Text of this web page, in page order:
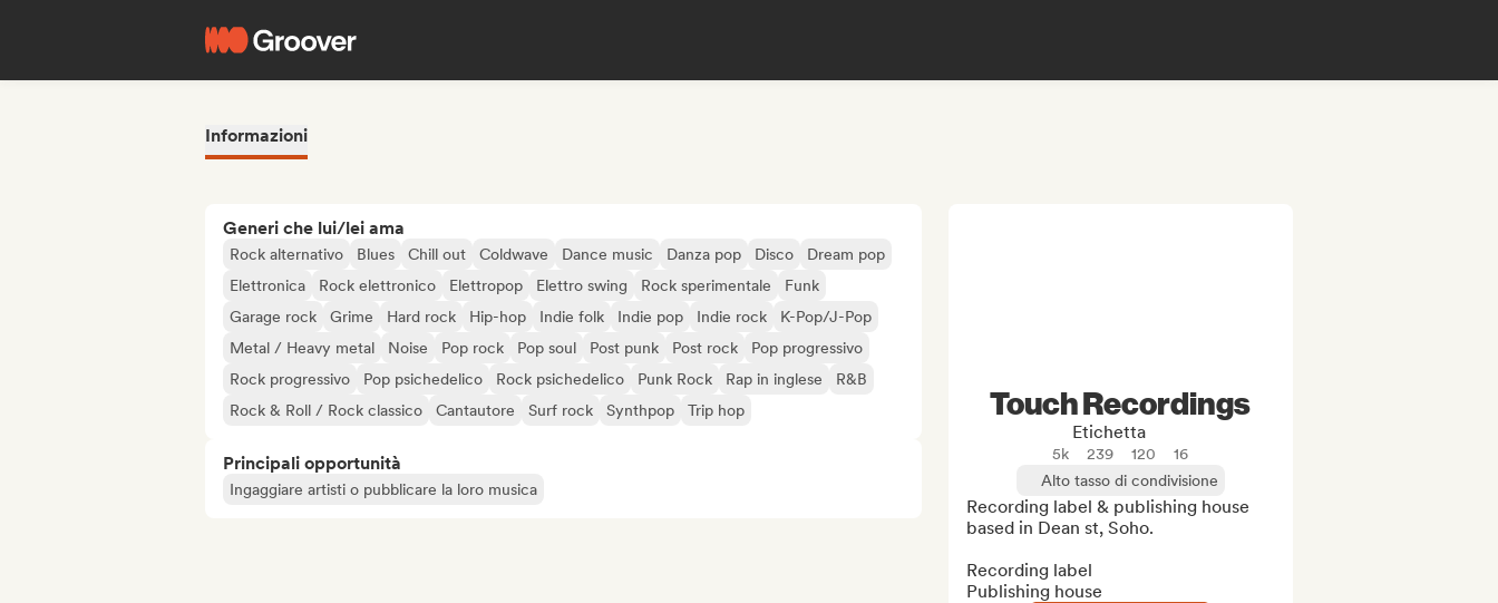
Informazioni
Generi che lui/lei ama
Rock alternativo Blues Chill out Coldwave Dance music Danza pop Disco
Dream pop
Elettronica
Rock elettronico Elettropop Elettro swing Rock sperimentale
Funk
Garage rock
Grime Hard rock Hip-hop Indie folk Indie pop Indie rock
K-Pop/J-Pop
Metal / Heavy metal
Noise Pop rock Pop soul Post punk Post rock
Pop progressivo
Rock progressivo
Pop psichedelico Rock psichedelico Punk Rock Rap in inglese
R&B
Rock & Roll / Rock classico
Cantautore Surf rock Synthpop Trip hop
Principali opportunità
Ingaggiare artisti o pubblicare la loro musica
Touch Recordings
Etichetta
5k 239 120
16
Alto tasso di condivisione
Recording label & publishing house
based in Dean st, Soho.
Recording label
Publishing house